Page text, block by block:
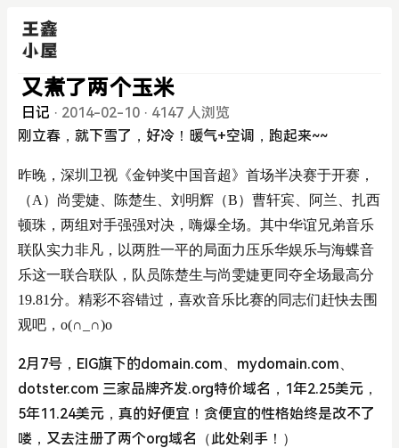
又煮了两个玉米
日记 · 2014-02-10 · 4147 人浏览
刚立春，就下雪了，好冷！暖气+空调，跑起来~~
昨晚，深圳卫视《金钟奖中国音超》首场半决赛于开赛，
（A）尚雯婕、陈楚生、刘明辉（B）曹轩宾、阿兰、扎西
顿珠，两组对手强强对决，嗨爆全场。其中华谊兄弟音乐
联队实力非凡，以两胜一平的局面力压乐华娱乐与海蝶音
乐这一联合联队，队员陈楚生与尚雯婕更同夺全场最高分
19.81分。精彩不容错过，喜欢音乐比赛的同志们赶快去围
观吧，o(∩_∩)o
2月7号，EIG旗下的domain.com、mydomain.com、
dotster.com 三家品牌齐发.org特价域名，1年2.25美元，
5年11.24美元，真的好便宜！贪便宜的性格始终是改不了
喽，又去注册了两个org域名（此处剁手！）